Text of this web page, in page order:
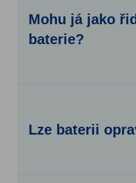
Mohu já jako
baterie?
Lze baterii